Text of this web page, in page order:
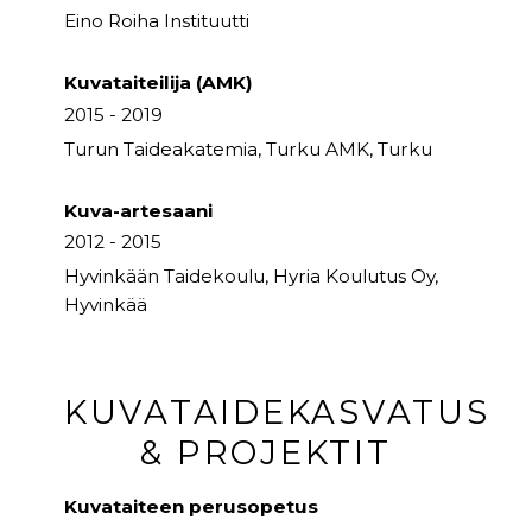
Eino Roiha Instituutti
Kuvataiteilija (AMK)
2015 - 2019
Turun Taideakatemia, Turku AMK, Turku
Kuva-artesaani
2012 - 2015
Hyvinkään Taidekoulu, Hyria Koulutus Oy,
Hyvinkää
KUVATAIDEKASVATUS
& PROJEKTIT
Kuvataiteen perusopetus